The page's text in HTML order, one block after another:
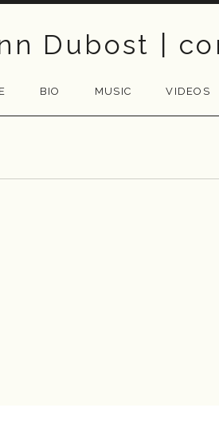
Dubost |
BIO MUSIC VIDEOS